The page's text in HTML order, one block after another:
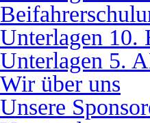
Unterlagen 10.
Unterlagen 5.
Wir über uns
Unsere